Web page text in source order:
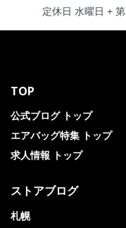
定休日 水曜日 +
TOP
公式ブログ トップ
エアバッグ特集 トップ
求人情報 トップ
ストアブログ
札幌